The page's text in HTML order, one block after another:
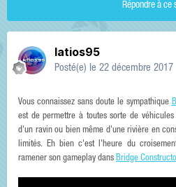
Répondre à ce
latios95
Posté(e) le 22 décembre 2017
Vous connaissez sans doute le sympathique
est de permettre à toutes sorte de
d'un ravin ou bien même d'une rivière en
limités. Eh bien c'est l'heure du
ramener son gameplay dans Bridge